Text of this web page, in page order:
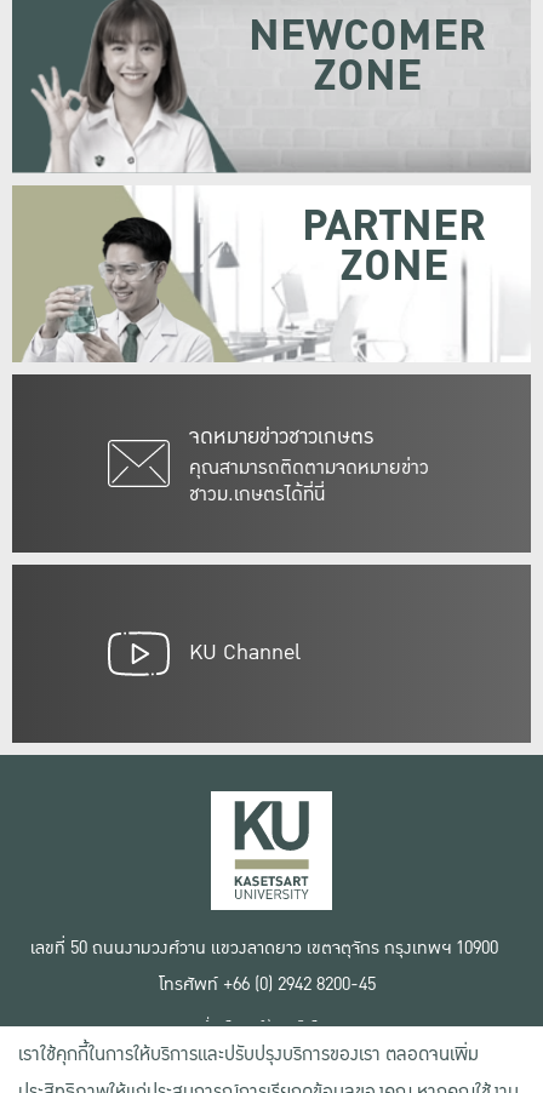
จดหมายข่าวชาวเกษตร
คุณสามารถติดตามจดหมายข่าว
ชาวม.เกษตรได้ที่นี่
NEWCOMER
ZONE
PARTNER
ZONE
KU Channel
เลขที่ 50 ถนนงามวงศ์วาน แขวงลาดยาว เขตจตุจักร กรุงเทพฯ 10900
โทรศัพท์ +66 (0) 2942 8200-45
เงื่อนไขการใช้งานเว็บไซต์
ข้อตกลงด้านสิทธิ์ใช้งาน
นโยบายความเป็นส่วนตัว
เราใช้คุกกี้ในการให้บริการและปรับปรุงบริการของเรา ตลอดจนเพิ่ม